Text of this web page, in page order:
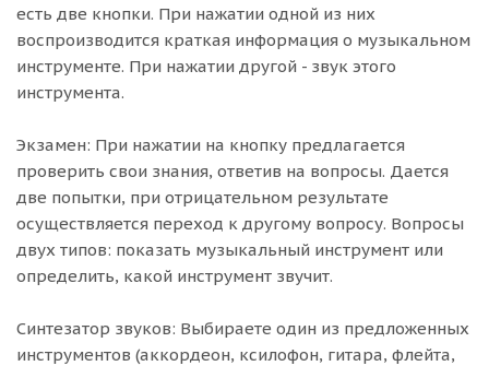
есть две кнопки. При нажатии одной из них
воспроизводится краткая информация о музыкальном
инструменте. При нажатии другой - звук этого
инструмента.
Экзамен: При нажатии на кнопку предлагается
проверить свои знания, ответив на вопросы. Дается
две попытки, при отрицательном результате
осуществляется переход к другому вопросу. Вопросы
двух типов: показать музыкальный инструмент или
определить, какой инструмент звучит.
Синтезатор звуков: Выбираете один из предложенных
инструментов (аккордеон, ксилофон, гитара, флейта,